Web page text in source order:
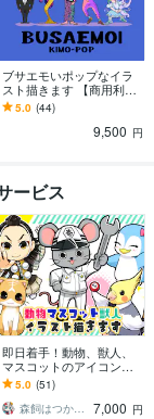
ブサエモいポップなイラ
スト描きます 【商用利用
可】ポップでインパクト
あるイラストです！
5.0 (44)
9,500 円
ービス
即日着手！動物、獣人、
マスコットのアイコン描
きます 商用費＋二次利用
費込み！ヘッダー等各種
対応。爬虫類、虫もＯＫ
5.0 (51)
森飼はつか／ｲﾗｽﾄﾚｰﾀｰ
7,000 円